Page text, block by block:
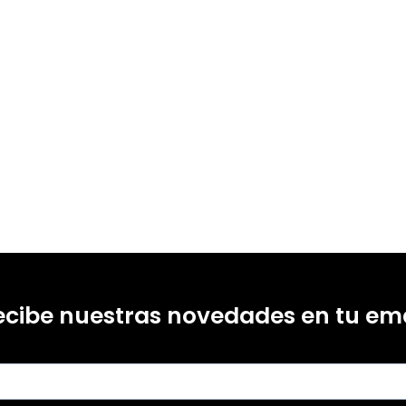
nuestras novedades en tu